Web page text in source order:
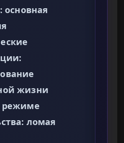
основная
жизни
режиме
ломая